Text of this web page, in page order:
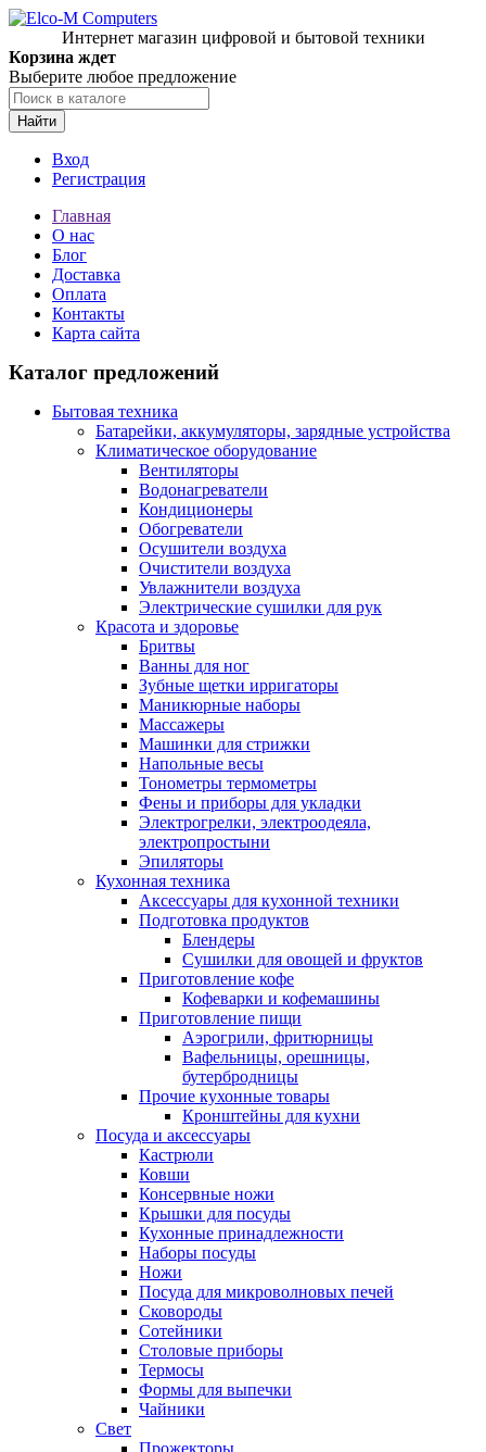
Интернет магазин цифровой и бытовой техники
Корзина ждет
Выберите любое предложение
Найти
Вход
Регистрация
Главная
О нас
Блог
Доставка
Оплата
Контакты
Карта сайта
Каталог предложений
Бытовая техника
Батарейки, аккумуляторы, зарядные устройства
Климатическое оборудование
Вентиляторы
Водонагреватели
Кондиционеры
Обогреватели
Осушители воздуха
Очистители воздуха
Увлажнители воздуха
Электрические сушилки для рук
Красота и здоровье
Бритвы
Ванны для ног
Зубные щетки ирригаторы
Маникюрные наборы
Массажеры
Машинки для стрижки
Напольные весы
Тонометры термометры
Фены и приборы для укладки
Электрогрелки, электроодеяла,
электропростыни
Эпиляторы
Кухонная техника
Аксессуары для кухонной техники
Подготовка продуктов
Блендеры
Сушилки для овощей и фруктов
Приготовление кофе
Кофеварки и кофемашины
Приготовление пищи
Аэрогрили, фритюрницы
Вафельницы, орешницы,
бутербродницы
Прочие кухонные товары
Кронштейны для кухни
Посуда и аксессуары
Кастрюли
Ковши
Консервные ножи
Крышки для посуды
Кухонные принадлежности
Наборы посуды
Ножи
Посуда для микроволновых печей
Сковороды
Сотейники
Столовые приборы
Термосы
Формы для выпечки
Чайники
Свет
Прожекторы